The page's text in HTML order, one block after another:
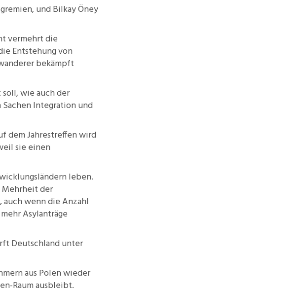
undBilkay Öney
vermehrt die
Entstehung von
bekämpft
soll, wie auch der
Integration und
dem Jahrestreffen wird
sie einen
leben.
Mehrheit der
wenn die Anzahl
Asylanträge
Deutschland unter
aus Polen wieder